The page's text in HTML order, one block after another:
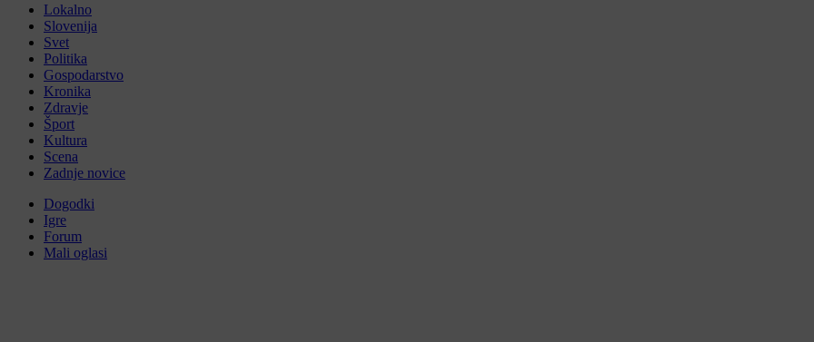
Lokalno
Slovenija
Svet
Politika
Gospodarstvo
Kronika
Zdravje
Šport
Kultura
Scena
Zadnje novice
Dogodki
Igre
Forum
Mali oglasi